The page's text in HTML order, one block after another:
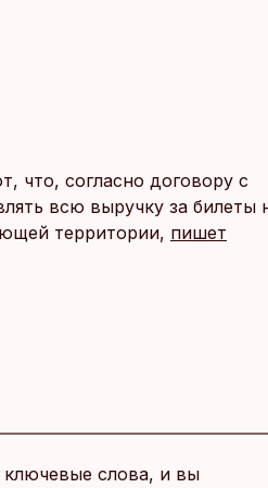
что, согласно договору с
всю выручку за билеты
территории, пишет
слова, и вы